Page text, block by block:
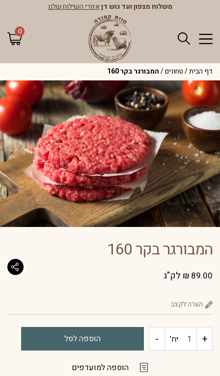
משלוח מצפון ועד גוש דןאזורי השילוח שלנו
0
דף הבית/טחונים/המבורגר בקר 160
המבורגר בקר 160
₪ 89.00 לק"ג
+ כמות יח' - הוספה לסל
הוספה למועדפים